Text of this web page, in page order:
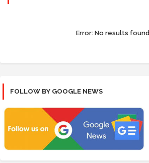
Error: No results found
FOLLOW BY GOOGLE NEWS